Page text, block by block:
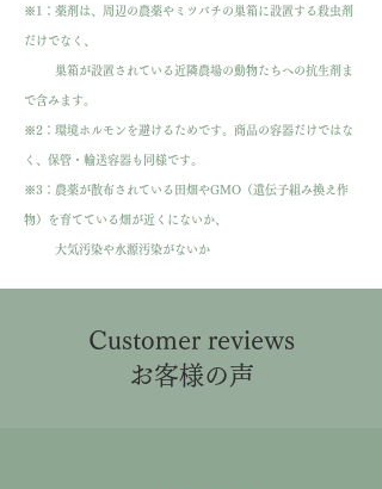
※1：薬剤は、周辺の農薬やミツバチの巣箱に設置する殺虫剤
だけでなく、
巣箱が設置されている近隣農場の動物たちへの抗生剤ま
で含みます。
※2：環境ホルモンを避けるためです。商品の容器だけではな
く、保管・輸送容器も同様です。
※3：農薬が散布されている田畑やGMO（遺伝子組み換え作
物）を育てている畑が近くにないか、
大気汚染や水源汚染がないか
Customer reviews
​お客様の声